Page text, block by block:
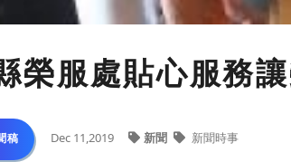
榮服處貼心服務
稿 Dec 11,2019 新聞 新聞時事